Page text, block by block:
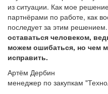
из ситуации. Как мое
партнёрами по работе, как
последует за этим решением.
оставаться человеком,
можем ошибаться, но чем
исправить.
Артём Дербин
менеджер по закупкам